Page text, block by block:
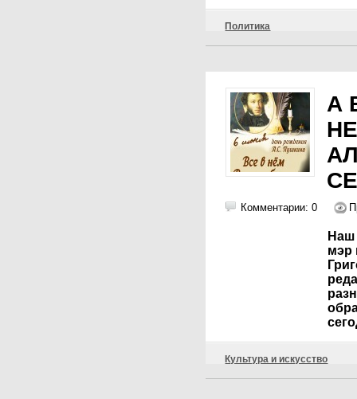
Политика
А
Комментарии: 0
Наш
мэр
Культура и искусство